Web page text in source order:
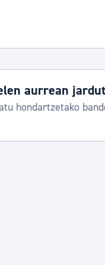
Nagusia
8-15